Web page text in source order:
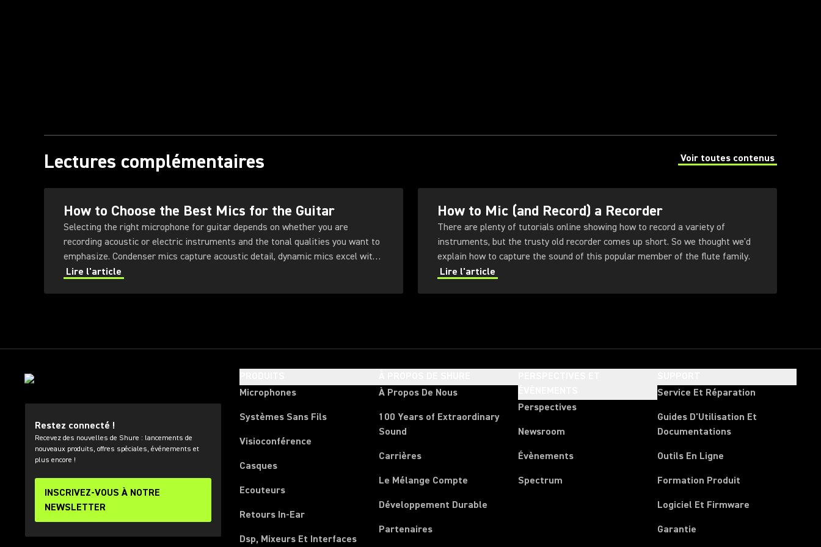
Lectures complémentaires Voir toutes contenus
(Opens in a new tab)
How to Choose the Best Mics for the Guitar
Selecting the right microphone for guitar depends on whether you are
recording acoustic or electric instruments and the tonal qualities you want to
emphasize. Condenser mics capture acoustic detail, dynamic mics excel with
electric amps, and ribbon mics add warmth and depth. Shure highlights
Lire l'article
How to Mic (and Record) a Recorder
There are plenty of tutorials online showing how to record a variety of
instruments, but the trusty old recorder comes up short. So we thought we'd
explain how to capture the sound of this popular member of the flute family.
Lire l'article
Restez connecté !
Recevez des nouvelles de Shure : lancements de
nouveaux produits, offres spéciales, événements et
plus encore !
INSCRIVEZ-VOUS À NOTRE
NEWSLETTER
Microphones
Systèmes Sans Fils
Visioconférence
Casques
Ecouteurs
Retours In-Ear
Dsp, Mixeurs Et Interfaces
À Propos De Nous
100 Years of Extraordinary
Sound
Carrières
Le Mélange Compte
Développement Durable
Partenaires
Perspectives
Newsroom
Évènements
Spectrum
Service Et Réparation
Guides D'Utilisation Et
Documentations
Outils En Ligne
Formation Produit
Logiciel Et Firmware
Garantie